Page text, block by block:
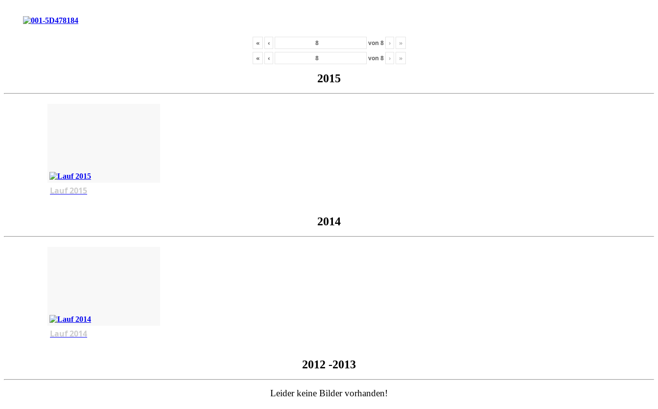
« ‹ von 8 ›
»
«
‹ von 8 › »
2015
Lauf 2015
2014
Lauf 2014
2012 -2013
Leider keine Bilder vorhanden!